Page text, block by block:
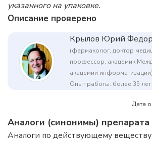
указанного на упаковке.
Описание проверено
Крылов Юрий
(фармаколог, доктор
профессор, академик
академии информатизации)
Опыт работы: более 35 лет
Дата
Аналоги (синонимы) препарата
Аналоги по действующему